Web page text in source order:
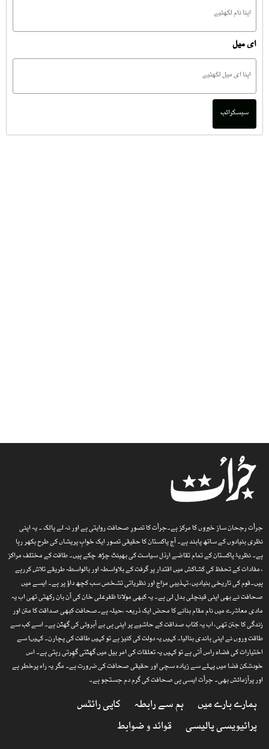
ای میل
سبسکرائب
جرأت رجحان ساز خبروں کا مرکز ہے۔جرأت کا تصورِ صحافت روایتی ہے اور نہ لے پالک ۔ یہ اپنی
نظری بنیادوں کے ساتھ پابند ہے۔ آج پاکستان کا حقیقی تصور ایک خوابِ پریشاں کی طرح بکھر رہا
ہے۔ نظریۂ پاکستان کے تمام تقاضے ارذل سیاست کی بھینٹ چڑھ چکے ہیں۔ طاقت کے مختلف مراکز
، مفادات کے تحفظ کی کشاکش میں اقتدار پر گرفت کے بلاواسطہ اور بالواسطہ طریقے تلاش کررہے
ہیں۔قوم کی تاریخی بنیادیں، تہذیبی مزاج اور نظریاتی تشخص سب کچھ داؤ پر ہے۔ ایسے میں
صحافت نے بھی اپنی قینچلی بدل لی ہے۔ یہ کبھی مولانا ظفرعلی خان کی آن بان رکھتی تھی اب یہ
مادی معاشرے میں نام مقام بنانے کا محض ایک ذریعہ ،حیلہ ہے۔صحافت کبھی صداقت کا متن اور
زندگی کا جتن تھی، اب یہ کتاب صداقت کے حاشیے پر اپنی ہی بے آبروئی کی گھٹن ہے۔ اسے کب سے
طاقت وروں نے اپنی باندی بنالیا۔ کہیں یہ دولت کی کنیز ہے تو کہیں طاقت کی پچارن۔ کہیںا سے
اختیارات کی فضاء راس آتی ہے تو کہیں یہ تعلقات کی امر بیل میں گھٹتی گھِرتی رہتی ہے۔ اس
خودشکن فضا میں پہلے سے زیادہ سچی اور حقیقی صحافت کی ضرورت ہے۔ مگر یہ راہ پرخطر ہے
اور پرآزمائش بھی۔ جرأت ایسی ہی صحافت کی گرم دم جستجو ہے۔
ہمارے بارے میں ہم سے رابطہ
کاپی رائٹس
پرائیویسی پالیسی
قوائد و ضوابط